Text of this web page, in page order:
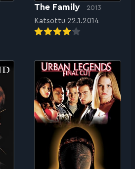
The Family 2013
Katsottu 22.1.2014